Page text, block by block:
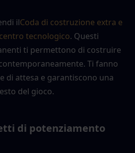
ilCoda di costruzione extra e
tecnologico. Questi
ti permettono di costruire
Ti fanno
di attesa e garantiscono una
del gioco.
di potenziamento